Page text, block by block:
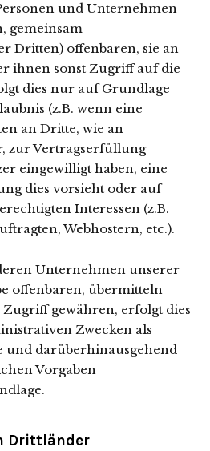
und Unternehmen
gemeinsam
Dritten) offenbaren, sie an
ihnen sonst Zugriff auf die
dies nur auf Grundlage
(z.B. wenn eine
an Dritte, wie an
zur Vertragserfüllung
eingewilligt haben, eine
dies vorsieht oder auf
Interessen (z.B.
Webhostern, etc.).
Unternehmen unserer
offenbaren, übermitteln
gewähren, erfolgt dies
Zwecken als
und darüberhinausgehend
Vorgaben
Drittländer